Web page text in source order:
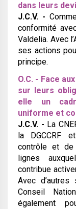
dans leurs
J.C.V. -
conformité
Valdelia. Avec
ses actions
principe.
O.C. - Face
sur leurs
elle un
uniforme et
J.C.V. - La
la DGCCRF
contrôle et
lignes
contribue
Avec
Conseil
également